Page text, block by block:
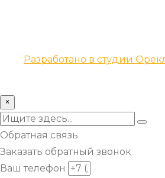
Разработано в студии
×
Обратная связь
Заказать обратный звонок
Ваш телефон